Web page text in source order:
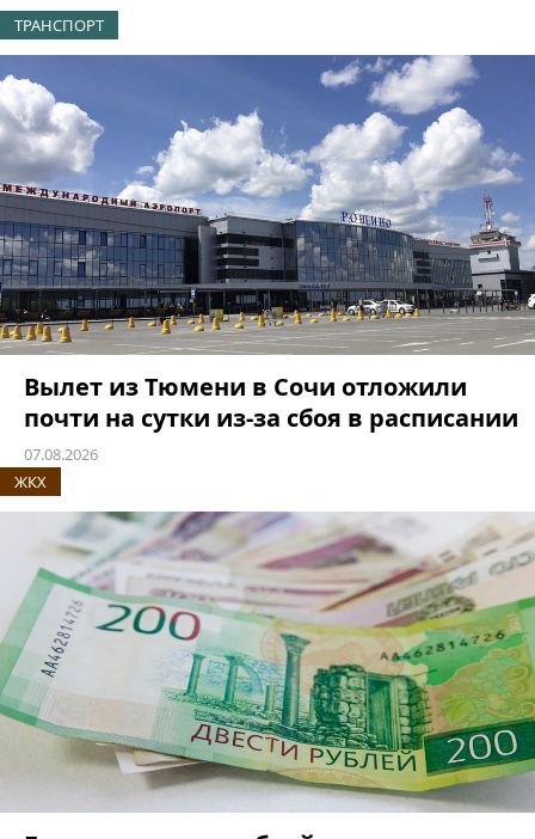
ТРАНСПОРТ
Вылет из Тюмени в Сочи отложили
почти на сутки из-за сбоя в расписании
07.08.2026
ЖКХ